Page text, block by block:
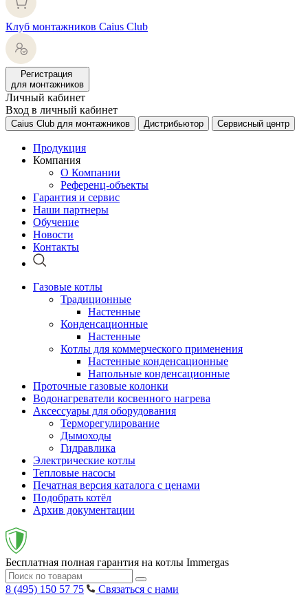
Клуб монтажников Caius Club
Регистрация
для монтажников
Личный кабинет
Вход в личный кабинет
Caius Club для монтажников Дистрибьютор Сервисный центр
Продукция
Компания
О Компании
Референц-объекты
Гарантия и сервис
Наши партнеры
Обучение
Новости
Контакты
Газовые котлы
Традиционные
Настенные
Конденсационные
Настенные
Котлы для коммерческого применения
Настенные конденсационные
Напольные конденсационные
Проточные газовые колонки
Водонагреватели косвенного нагрева
Аксессуары для оборудования
Терморегулирование
Дымоходы
Гидравлика
Электрические котлы
Тепловые насосы
Печатная версия каталога с ценами
Подобрать котёл
Архив документации
Бесплатная полная гарантия на котлы Immergas
8 (495) 150 57 75
Связаться с нами